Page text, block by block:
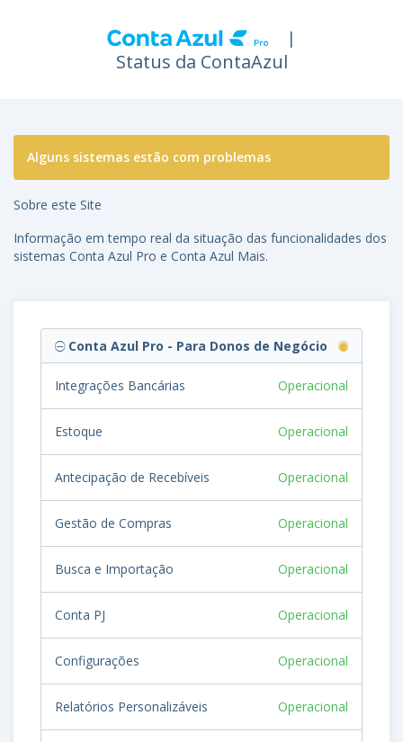
|
Status da ContaAzul
Alguns sistemas estão com problemas
Sobre este Site
Informação em tempo real da situação das funcionalidades dos
sistemas Conta Azul Pro e Conta Azul Mais.
Conta Azul Pro - Para Donos de Negócio
Integrações Bancárias Operacional
Estoque Operacional
Antecipação de Recebíveis Operacional
Gestão de Compras Operacional
Busca e Importação Operacional
Conta PJ Operacional
Configurações Operacional
Relatórios Personalizáveis Operacional